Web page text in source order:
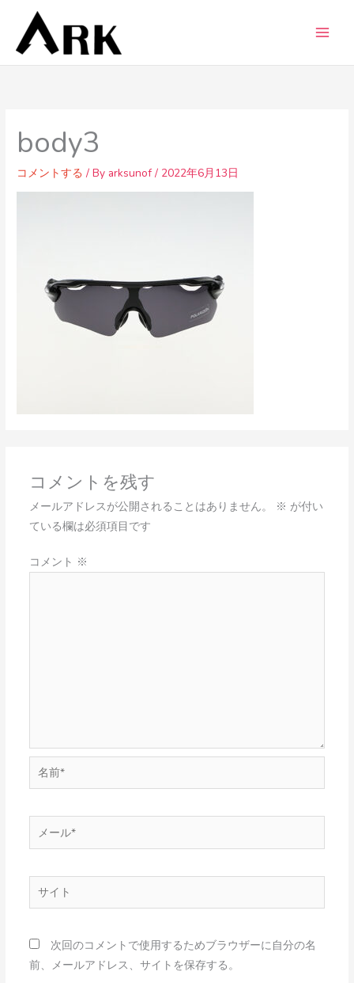
ス
body3
コメントする / By arksunof/ 2022年6月13日
コメントを残す
メールアドレスが公開されることはありません。 ※ が付い
ている欄は必須項目です
コメント ※
前
ー
イ
次回のコメントで使用するためブラウザーに自分の名
前、メールアドレス、サイトを保存する。